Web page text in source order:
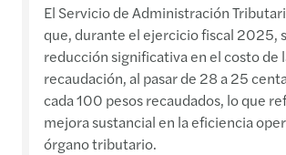
El Servicio de Administración
que, durante el ejercicio fiscal 2025,
reducción significativa en el costo de
recaudación, al pasar de 28 a 25
cada 100 pesos recaudados, lo que
mejora sustancial en la eficiencia
órgano tributario.